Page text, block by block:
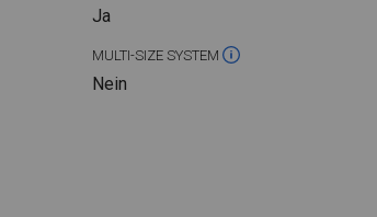
Ja
MULTI-SIZE SYSTEM
Nein